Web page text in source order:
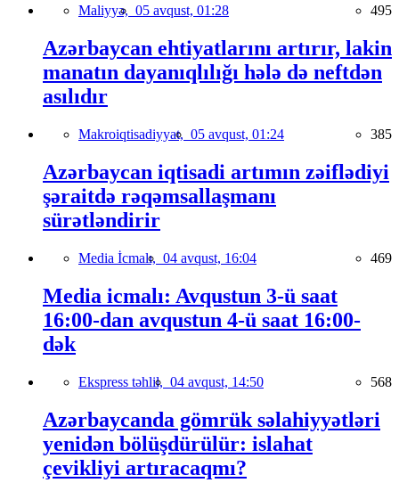
Maliyyə, 05 avqust, 01:28 495
Azərbaycan ehtiyatlarını artırır, lakin
manatın dayanıqlılığı hələ də neftdən
asılıdır
Makroiqtisadiyyat, 05 avqust, 01:24 385
Azərbaycan iqtisadi artımın zəiflədiyi
şəraitdə rəqəmsallaşmanı
sürətləndirir
Media İcmalı, 04 avqust, 16:04 469
Media icmalı: Avqustun 3-ü saat
16:00-dan avqustun 4-ü saat 16:00-
dək
Ekspress təhlil, 04 avqust, 14:50 568
Azərbaycanda gömrük səlahiyyətləri
yenidən bölüşdürülür: islahat
çevikliyi artıracaqmı?